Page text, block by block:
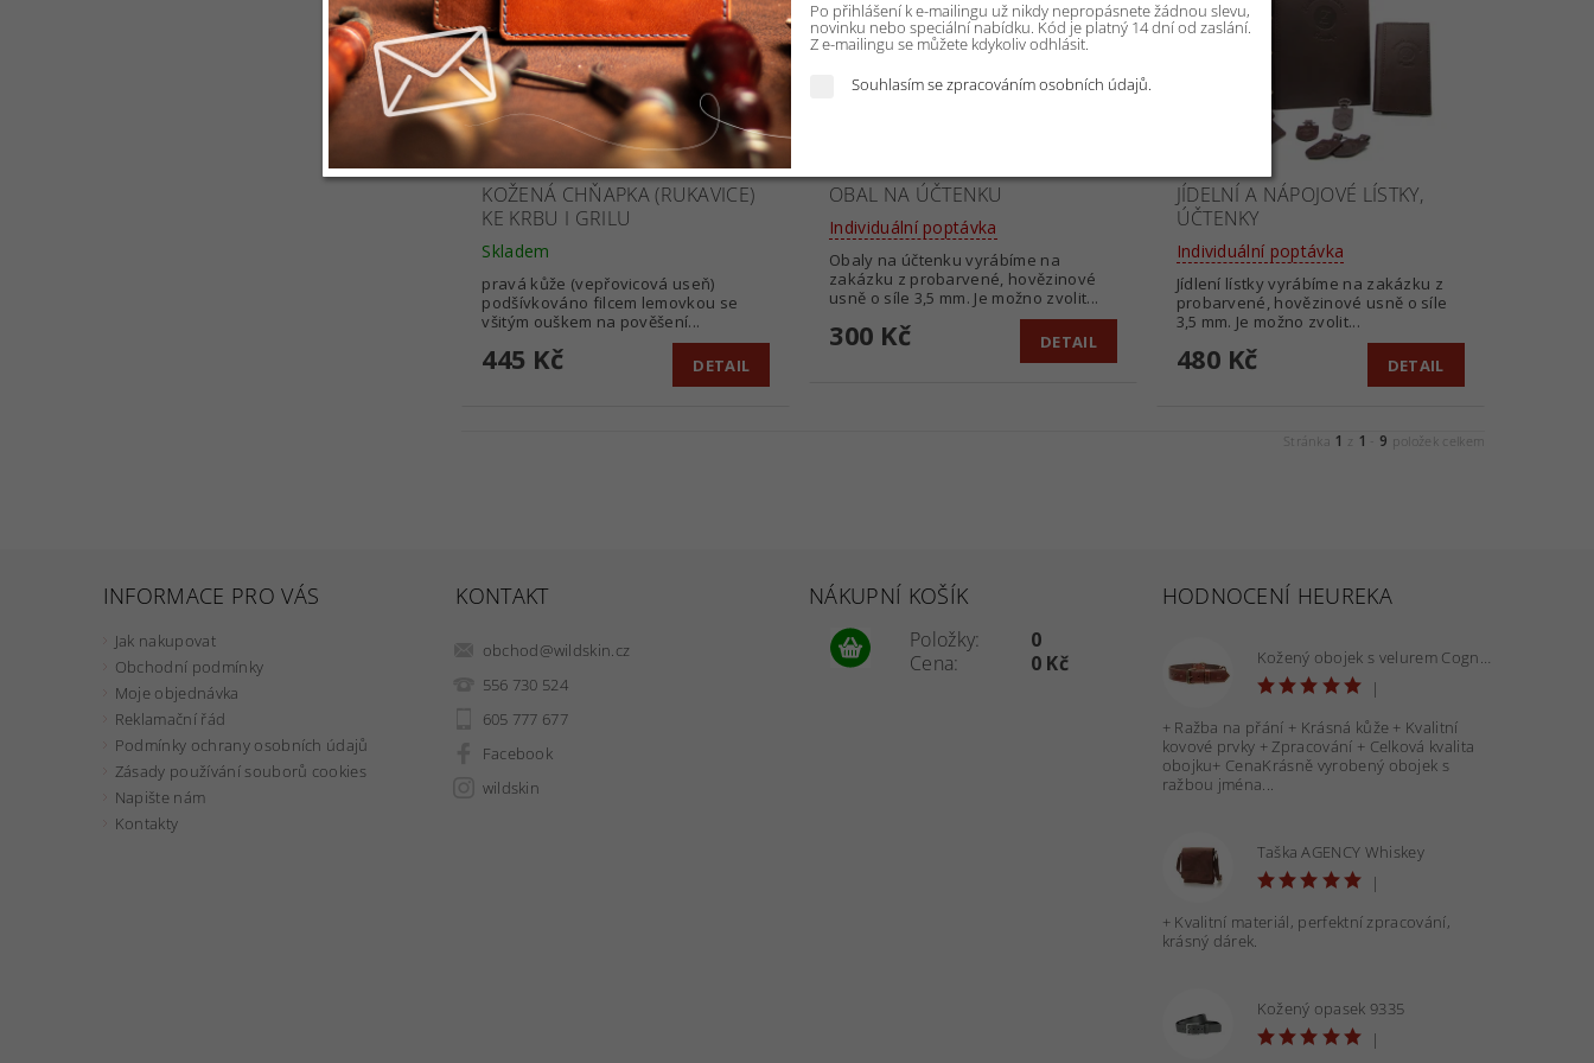
KOŽENÁ CHŇAPKA (RUKAVICE)
KE KRBU I GRILU
Skladem
pravá kůže (vepřovicová useň)
podšívkováno filcem lemovkou se
všitým ouškem na pověšení...
445 Kč DETAIL
OBAL NA ÚČTENKU
Individuální poptávka
Obaly na účtenku vyrábíme na
zakázku z probarvené, hovězinové
usně o síle 3,5 mm. Je možno zvolit...
300 Kč DETAIL
JÍDELNÍ A NÁPOJOVÉ LÍSTKY,
ÚČTENKY
Individuální poptávka
Jídlení lístky vyrábíme na zakázku z
probarvené, hovězinové usně o síle
3,5 mm. Je možno zvolit...
480 Kč DETAIL
Stránka 1 z 1 9 položek celkem
INFORMACE PRO VÁS
Jak nakupovat
Obchodní podmínky
Moje objednávka
Reklamační řád
Podmínky ochrany osobních údajů
Zásady používání souborů cookies
Napište nám
Kontakty
KONTAKT
obchod@wildskin.cz
556 730 524
605 777 677
Facebook
wildskin
NÁKUPNÍ KOŠÍK
Položky:
Cena:
0
0 Kč
HODNOCENÍ HEUREKA
Kožený obojek s velurem Cognac 40 mm - OBV.100160 COG
|
+ Ražba na přání + Krásná kůže + Kvalitní
kovové prvky + Zpracování + Celková kvalita
obojku+ CenaKrásně vyrobený obojek s
ražbou jména...
Taška AGENCY Whiskey
|
+ Kvalitní materiál, perfektní zpracování,
krásný dárek.
Kožený opasek 9335
|
Po přihlášení k e-mailingu už nikdy nepropásnete žádnou slevu,
novinku nebo speciální nabídku. Kód je platný 14 dní od zaslání.
Z e-mailingu se můžete kdykoliv odhlásit.
Souhlasím se zpracováním osobních údajů.